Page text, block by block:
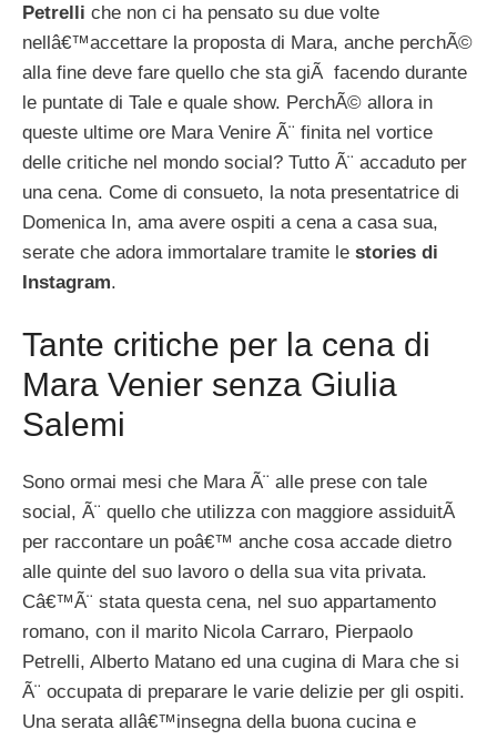
Petrelli che non ci ha pensato su due volte
nellâ€™accettare la proposta di Mara, anche perchÃ©
alla fine deve fare quello che sta giÃ facendo durante
le puntate di Tale e quale show. PerchÃ© allora in
queste ultime ore Mara Venire Ã¨ finita nel vortice
delle critiche nel mondo social? Tutto Ã¨ accaduto per
una cena. Come di consueto, la nota presentatrice di
Domenica In, ama avere ospiti a cena a casa sua,
serate che adora immortalare tramite le stories di
Instagram.
Tante critiche per la cena di
Mara Venier senza Giulia
Salemi
Sono ormai mesi che Mara Ã¨ alle prese con tale
social, Ã¨ quello che utilizza con maggiore assiduitÃ
per raccontare un poâ€™ anche cosa accade dietro
alle quinte del suo lavoro o della sua vita privata.
Câ€™Ã¨ stata questa cena, nel suo appartamento
romano, con il marito Nicola Carraro, Pierpaolo
Petrelli, Alberto Matano ed una cugina di Mara che si
Ã¨ occupata di preparare le varie delizie per gli ospiti.
Una serata allâ€™insegna della buona cucina e